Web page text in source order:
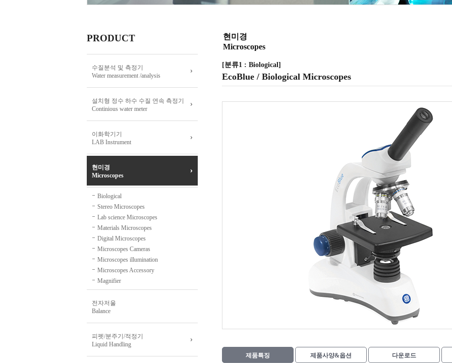
PRODUCT
수질분석 및 측정기
Water measurement /analysis
설치형 정수 하수 수질 연속 측정기
Continious water meter
이화학기기
LAB Instrument
현미경
Microscopes
Biological
Stereo Microscopes
Lab science Microscopes
Materials Microscopes
Digital Microscopes
Microscopes Cameras
Microscopes illumination
Microscopes Accessory
Magnifier
전자저울
Balance
피펫/분주기/적정기
Liquid Handling
현미경
Microscopes
[분류1 : Biological]
EcoBlue / Biological Microscopes
제품특징 제품사양&옵션 다운로드